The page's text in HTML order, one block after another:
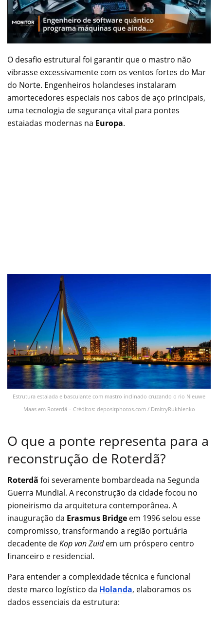
O desafio estrutural foi garantir que o mastro não
vibrasse excessivamente com os ventos fortes do Mar
do Norte. Engenheiros holandeses instalaram
amortecedores especiais nos cabos de aço principais,
uma tecnologia de segurança vital para pontes
estaiadas modernas na Europa.
Estrutura estaiada e basculante com mastro inclinado cruzando o rio Nieuwe
Maas em Roterdã – Créditos: depositphotos.com / DmitryRukhlenko
O que a ponte representa para a
reconstrução de Roterdã?
Roterdã foi severamente bombardeada na Segunda
Guerra Mundial. A reconstrução da cidade focou no
pioneirismo da arquitetura contemporânea. A
inauguração da Erasmus Bridge em 1996 selou esse
compromisso, transformando a região portuária
decadente deKop van Zuidem um próspero centro
financeiro e residencial.
Para entender a complexidade técnica e funcional
deste marco logístico da Holanda, elaboramos os
dados essenciais da estrutura: